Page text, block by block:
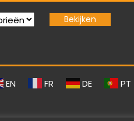
EN FR DE PT